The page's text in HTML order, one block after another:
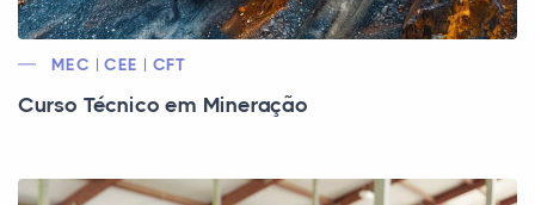
MEC | CEE | CFT
Curso Técnico em Mineração